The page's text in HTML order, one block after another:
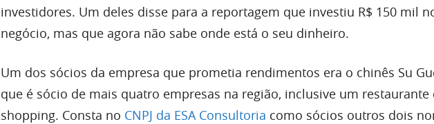
investidores. Um deles disse para a reportagem que investiu R$ 150 mil
negócio, mas que agora não sabe onde está o seu dinheiro.
Um dos sócios da empresa que prometia rendimentos era o chinês Su
que é sócio de mais quatro empresas na região, inclusive um restaurante
shopping. Consta no CNPJ da ESA Consultoria como sócios outros dois